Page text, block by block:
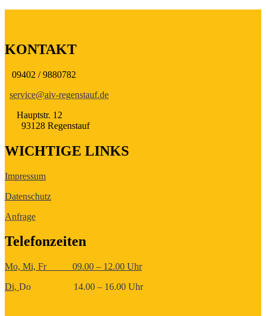
KONTAKT
09402 / 9880782
service@aiv-regenstauf.de
Hauptstr. 12
93128 Regenstauf
WICHTIGE LINKS
Impressum
Datenschutz
Anfrage
Telefonzeiten
Mo, Mi, Fr 09.00 – 12.00 Uhr
Di, Do 14.00 – 16.00 Uhr